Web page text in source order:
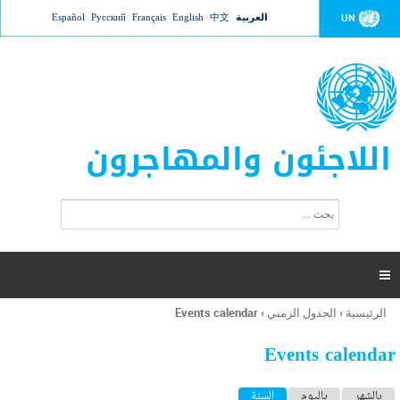
Jump to navigation UN العربية 中文
English
Français
Русский
Español
اللاجئون والمهاجرون
ت
ر
ل
ح
ب

أنت
هنا
الرئيسية › الجدول الزمني ›
Events calendar
Events calendar